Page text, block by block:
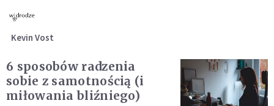
Kevin Vost
6 sposobów radzenia
sobie z samotnością (i
miłowania bliźniego)